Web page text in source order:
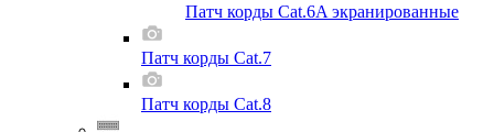
Патч корды Cat.6A экранированные
Патч корды Cat.7
Патч корды Cat.8